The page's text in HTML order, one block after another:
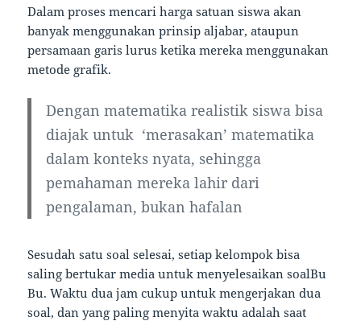
Dalam proses mencari harga satuan siswa akan
banyak menggunakan prinsip aljabar, ataupun
persamaan garis lurus ketika mereka menggunakan
metode grafik.
Dengan matematika realistik siswa bisa
diajak untuk ‘merasakan’ matematika
dalam konteks nyata, sehingga
pemahaman mereka lahir dari
pengalaman, bukan hafalan
Sesudah satu soal selesai, setiap kelompok bisa
saling bertukar media untuk menyelesaikan soalBu
Bu. Waktu dua jam cukup untuk mengerjakan dua
soal, dan yang paling menyita waktu adalah saat